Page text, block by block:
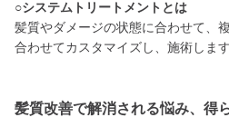
○システムトリートメントとは
髪質やダメージの状態に合わせて、
合わせてカスタマイズし、施術します
髪質改善で解消される悩み、得